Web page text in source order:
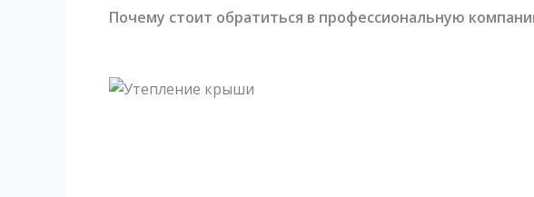
Почему стоит обратиться в профессиональную